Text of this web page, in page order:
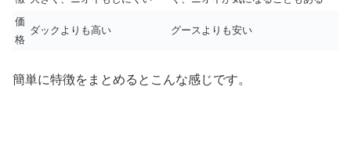
価
格
ダックよりも高い グースよりも安い
簡単に特徴をまとめるとこんな感じです。